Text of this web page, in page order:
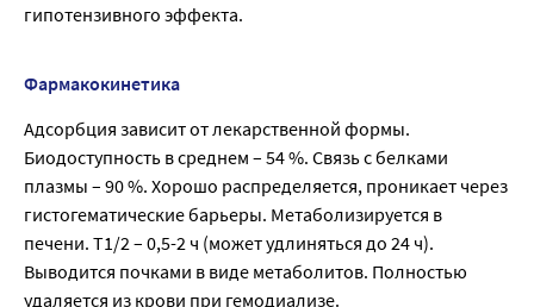
гипотензивного эффекта.
Фармакокинетика
Адсорбция зависит от лекарственной формы.
Биодоступность в среднем – 54 %. Связь с белками
плазмы – 90 %. Хорошо распределяется, проникает через
гистогематические барьеры. Метаболизируется в
печени. Т1/2 – 0,5-2 ч (может удлиняться до 24 ч).
Выводится почками в виде метаболитов. Полностью
удаляется из крови при гемодиализе.